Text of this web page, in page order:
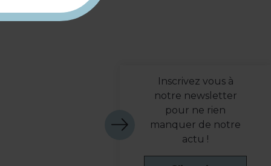
Inscrivez vous à
notre newsletter
pour ne rien
manquer de notre
actu !